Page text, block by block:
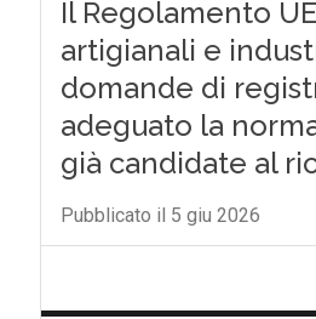
Il Regolamento
artigianali e
domande di
adeguato la
già candidate al
Pubblicato il 5 giu 2026